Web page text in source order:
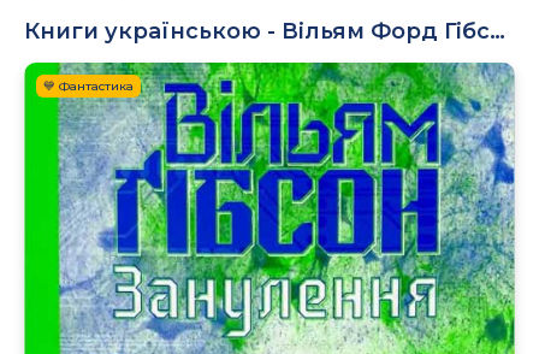
Книги українською - Вільям Форд Гібсон
💙 Фантастика